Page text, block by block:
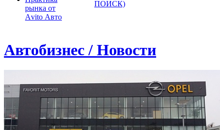
рынка от
Аvito Авто
ПОИСК)
Автобизнес / Новости